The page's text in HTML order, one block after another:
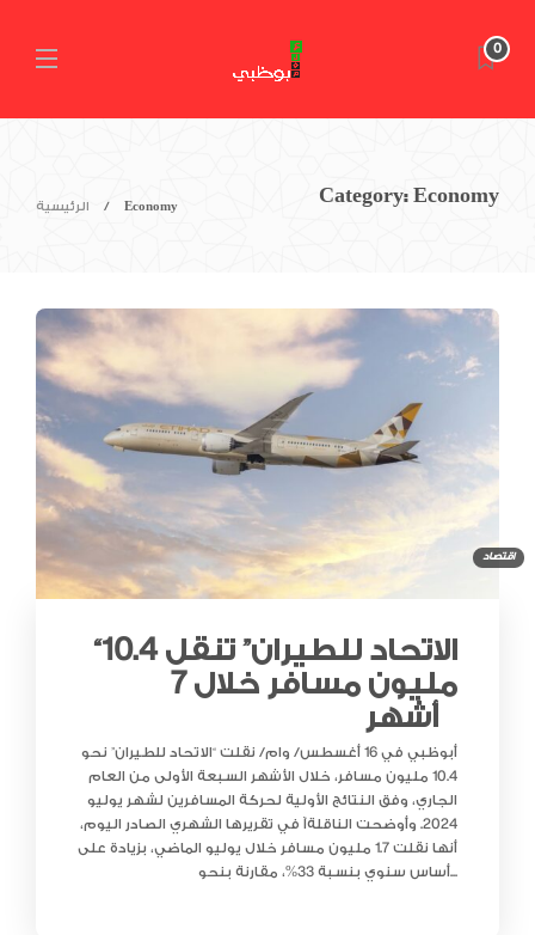
0
Category: Economy
الرئيسية Economy
اقتصاد
“الاتحاد للطيران” تنقل 10.4
مليون مسافر خلال 7
أبوظبي في 16 أغسطس/ وام/ نقلت “الاتحاد للطيران” نحو
10.4 مليون مسافر، خلال الأشهر السبعة الأولى من العام
الجاري، وفق النتائج الأولية لحركة المسافرين لشهر يوليو
2024. وأوضحت الناقلةآ في تقريرها الشهري الصادر اليوم،
أنها نقلت 1.7 مليون مسافر خلال يوليو الماضي، بزيادة على
أساس سنوي بنسبة 33%، مقارنة بنحو...